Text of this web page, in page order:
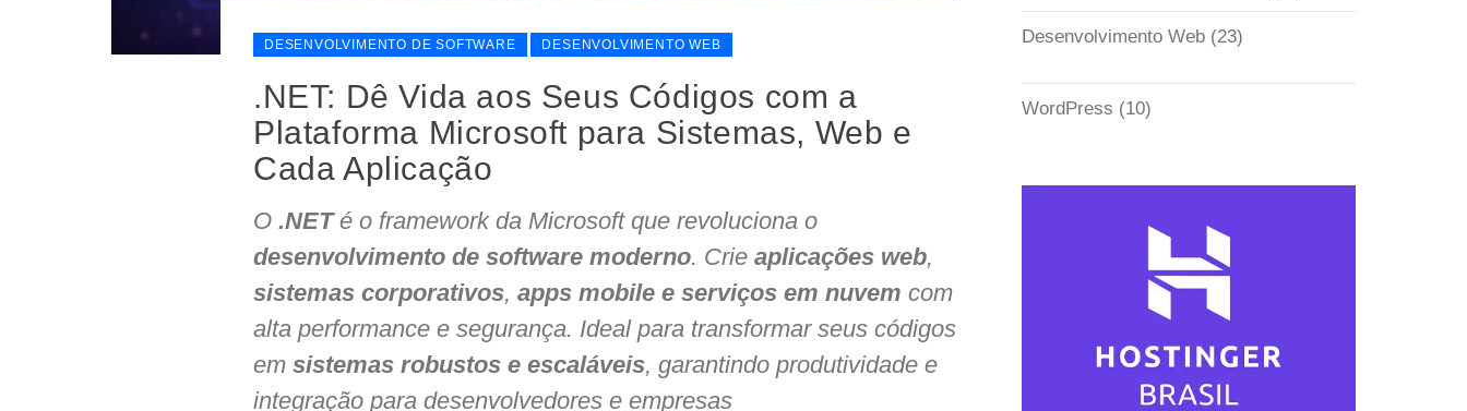
DESENVOLVIMENTO DE SOFTWARE DESENVOLVIMENTO WEB
.NET: Dê Vida aos Seus Códigos com a
Plataforma Microsoft para Sistemas, Web e
Cada Aplicação
O .NETé o framework da Microsoft que revoluciona o
desenvolvimento de software moderno. Crie aplicações web,
sistemas corporativos, apps mobile e serviços em nuvem com
alta performance e segurança. Ideal para transformar seus códigos
em sistemas robustos e escaláveis, garantindo produtividade e
integração para desenvolvedores e empresas
Desenvolvimento Web (23)
WordPress (10)